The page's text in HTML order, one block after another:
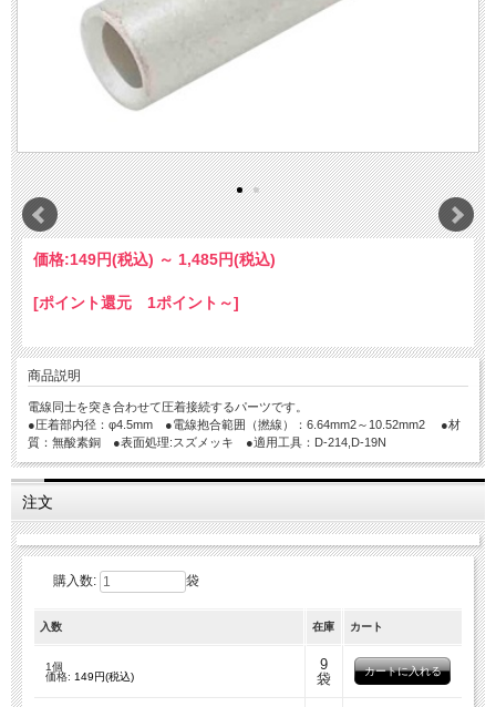
価格:149円(税込) ～ 1,485円(税込)
[ポイント還元 1ポイント～]
商品説明
電線同士を突き合わせて圧着接続するパーツです。
●圧着部内径：φ4.5mm ●電線抱合範囲（撚線）：6.64mm2～10.52mm2 ●材
質：無酸素銅 ●表面処理:スズメッキ ●適用工具：D-214,D-19N
注文
購入数: 袋
入数 在庫 カート
1個
価格: 149円(税込)
9
袋